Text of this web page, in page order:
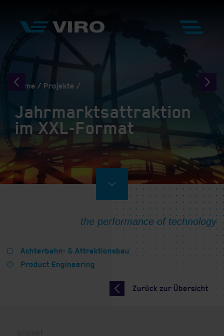
Home Projekte
Jahrmarktsattraktion
im XXL-Format
Achterbahn- & Attraktionsbau
Product Engineering
Zurück zur Übersicht